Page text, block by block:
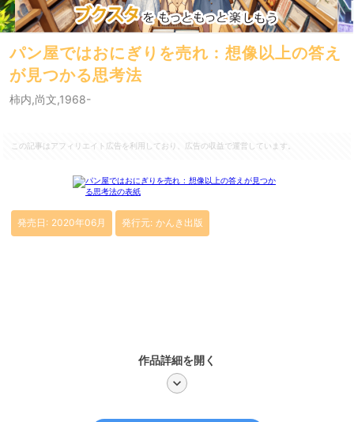
パン屋ではおにぎりを売れ : 想像以上の答え
が見つかる思考法
柿内,尚文,1968-
この記事はアフィリエイト広告を利用しており、広告の収益で運営しています。
作品詳細を開く
chevron_right
発売日: 2020年06月 発行元: かんき出版